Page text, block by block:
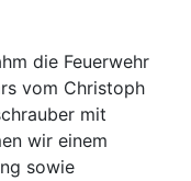
die Feuerwehr
vom Christoph
mit
wir einem
sowie